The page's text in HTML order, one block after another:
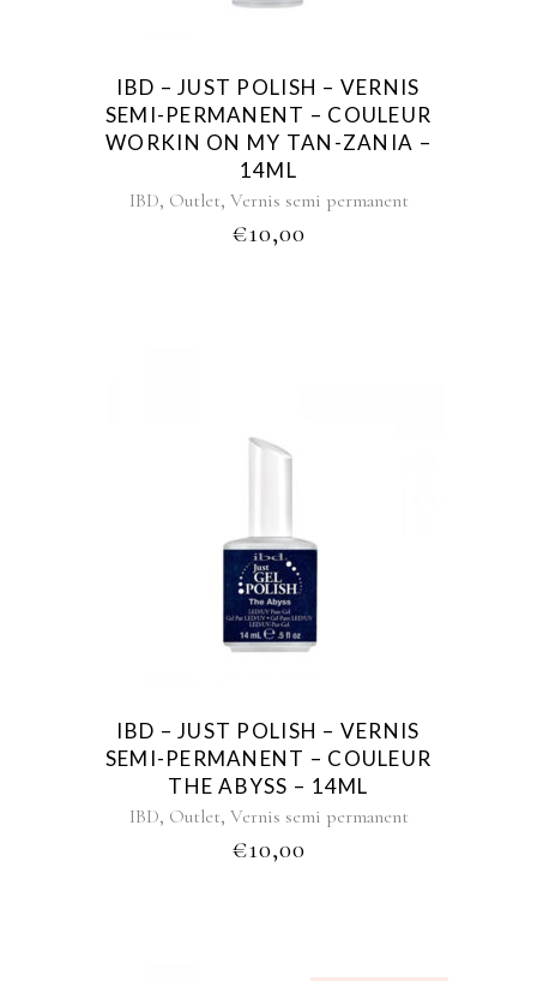
IBD – JUST POLISH – VERNIS
SEMI-PERMANENT – COULEUR
WORKIN ON MY TAN-ZANIA –
14ML
IBD, Outlet, Vernis semi permanent
€10,00
IBD – JUST POLISH – VERNIS
SEMI-PERMANENT – COULEUR
THE ABYSS – 14ML
IBD, Outlet, Vernis semi permanent
€10,00